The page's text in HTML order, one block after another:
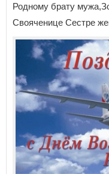
Родному брату
Свояченице Сестре